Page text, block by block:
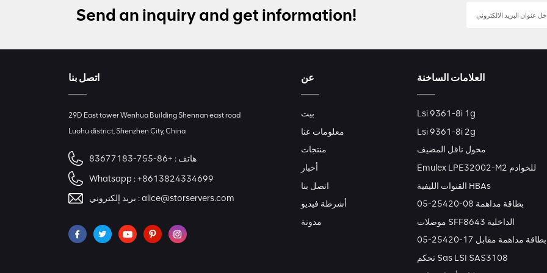
Send an inquiry and get information!
اتصل بنا
29D East tower Wenhua Building Shennan east road
Luohu district, Shenzhen City, China
هاتف : +86-755-83677183
Whatsapp :+8613824334699
بريد إلكتروني :alice@storservers.com
عن
بيت
معلومات عنا
منتجات
أخبار
اتصل بنا
أشرطة فيديو
مدونة
العلامات الساخنة
Lsi 9361-8i 1g
Lsi 9361-8i 2g
محول ناقل المضيف
Emulex LPE32002-M2 للخوادم
القنوات الليفية HBAs
بطاقة مداهمة 08-25420-05
موصلات SFF8643 الداخلية
بطاقة مداهمة مقابل 17-25420-05
تحكم Sas LSI SAS3108